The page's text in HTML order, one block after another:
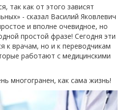
так как от этого зависят
- сказал Василий Яковлевич
и вполне очевидное, но
простой фразе! Сегодня эти
к врачам, но и к переводчикам
работают с медицинскими
многогранен, как сама жизнь!